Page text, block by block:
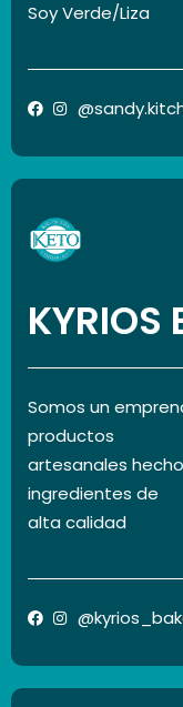
Soy Verde/Liza
KYRIOS
Somos un
productos
artesanales
ingredientes de
alta calidad